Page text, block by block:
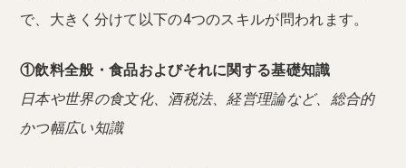
で、大きく分けて以下の4つのスキルが問われます。
①飲料全般・食品およびそれに関する基礎知識
日本や世界の食文化、酒税法、経営理論など、総合的
かつ幅広い知識